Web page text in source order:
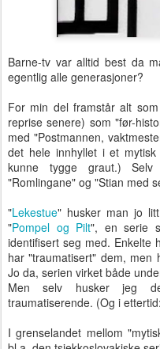
Barne-tv var alltid best da
egentlig alle generasjoner?
For min del framstår alt
reprise senere) som "før-
med "Postmannen,
det hele innhyllet i et
kunne tygge graut.) Selv
"Romlingane" og "Stian med
"Lekestue" husker man jo
"Pompel og Pilt", en serie
identifisert seg med. Enkelte
har "traumatisert" dem,
Jo da, serien virket både
Men selv husker jeg
traumatiserende. (Og i
I grenselandet mellom